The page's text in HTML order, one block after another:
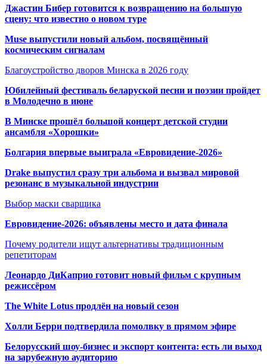
Джастин Бибер готовится к возвращению на большую
сцену: что известно о новом туре
Muse выпустили новый альбом, посвящённый
космическим сигналам
Благоустройство дворов Минска в 2026 году
Юбилейный фестиваль беларуской песни и поэзии пройдет
в Молодечно в июне
В Минске прошёл большой концерт детской студии
ансамбля «Хорошки»
Болгария впервые выиграла «Евровидение-2026»
Drake выпустил сразу три альбома и вызвал мировой
резонанс в музыкальной индустрии
Выбор маски сварщика
Евровидение-2026: объявлены место и дата финала
Почему родители ищут альтернативы традиционным
репетиторам
Леонардо ДиКаприо готовит новый фильм с крупным
режиссёром
The White Lotus продлён на новый сезон
Холли Берри подтвердила помолвку в прямом эфире
Белорусский шоу-бизнес и экспорт контента: есть ли выход
на зарубежную аудиторию